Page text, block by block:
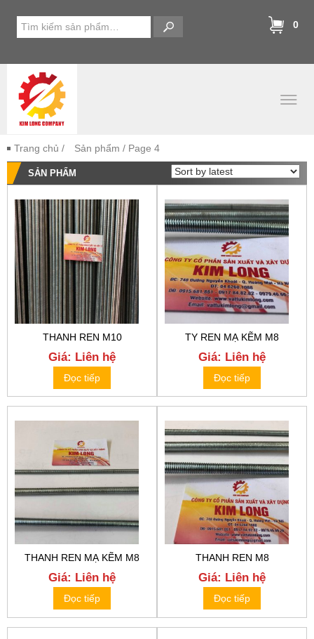
0
Trang chủ / Sản phẩm / Page 4
SẢN PHẨM
THANH REN M10
Giá: Liên hệ
Đọc tiếp
TY REN MẠ KẼM M8
Giá: Liên hệ
Đọc tiếp
THANH REN MẠ KẼM M8
Giá: Liên hệ
Đọc tiếp
THANH REN M8
Giá: Liên hệ
Đọc tiếp